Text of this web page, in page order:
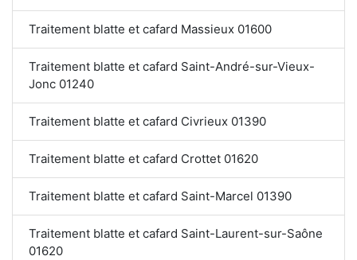
Traitement blatte et cafard Massieux 01600
Traitement blatte et cafard Saint-André-sur-Vieux-
Jonc 01240
Traitement blatte et cafard Civrieux 01390
Traitement blatte et cafard Crottet 01620
Traitement blatte et cafard Saint-Marcel 01390
Traitement blatte et cafard Saint-Laurent-sur-Saône
01620